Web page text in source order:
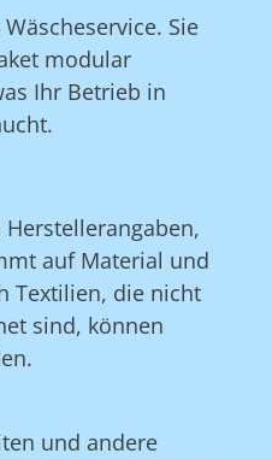
Sie
modular
Ihr Betrieb in
auf Material und
Textilien, die nicht
sind, können
und andere